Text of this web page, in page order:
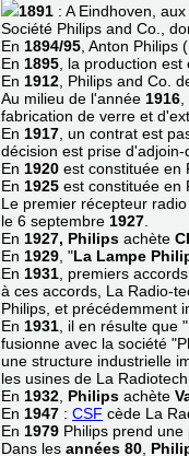
1891 : A Eindhoven,
Société Philips and Co.,
En 1894/95 , Anton
En 1895 , la production
En 1912 , Philips and Co.
Au milieu de l'année 1916
fabrication de verre et
En 1917 , un contrat est
décision est prise
En 1920 est constituée en
En 1925 est constituée en
Le premier récepteur
le 6 septembre 1927
En 1927, Philips achète
En 1929 , "La Lampe
En 1931 , premiers
à ces accords, La Radio-
Philips, et précédemment
En 1931 , il en résulte
fusionne avec la société
une structure industrielle
les usines de La
En 1932 Philips achète
En 1947 : CSF cède La
En 1979 Philips prend
Dans les années 80